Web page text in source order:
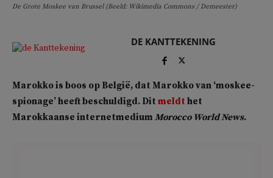
De Grote Moskee van Brussel (Beeld: Wikimedia Commons / Demeester)
DE KANTTEKENING
Marokko is boos op België, dat Marokko van ‘moskee-
spionage’ heeft beschuldigd. Dit meldt het
Marokkaanse internetmedium Morocco World News.